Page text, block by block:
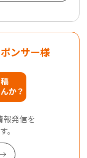
ンサー様
か？
報発信を
。